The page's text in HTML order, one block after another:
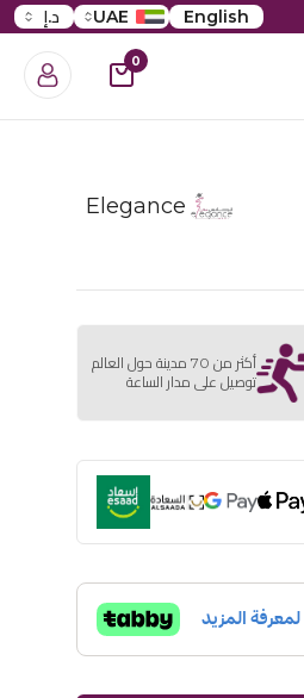
English
UAE د.إ
0
Elegance
أكثر من 70 مدينة حول العالم
توصيل على مدار الساعة